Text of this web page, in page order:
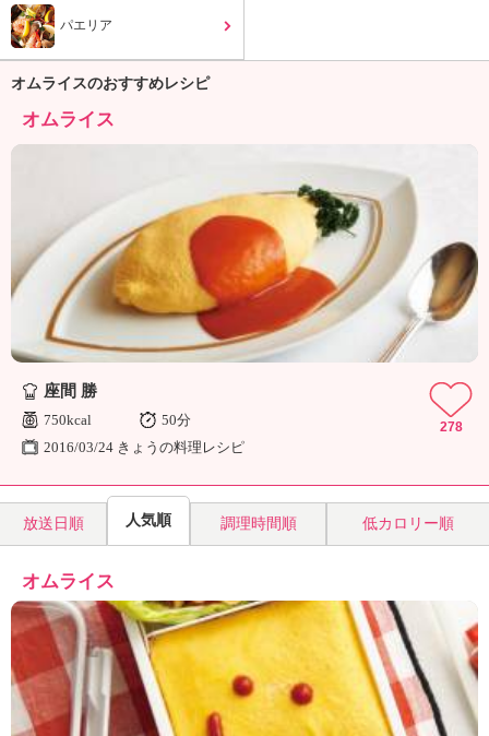
K
「
み
ん
の
の
理
」
パエリア
オムライスのおすすめレシピ
オムライス
座間 勝
750kcal
50分
2016/03/24 きょうの料理レシピ
278
放送日順 人気順 調理時間順 低カロリー順
オムライス